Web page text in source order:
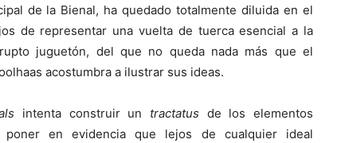
de la Bienal, ha quedado totalmente diluida en el
de representar una vuelta de tuerca esencial a la
juguetón, del que no queda nada más que el
acostumbra a ilustrar sus ideas.
intenta construir un tractatus de los elementos
poner en evidencia que lejos de cualquier ideal